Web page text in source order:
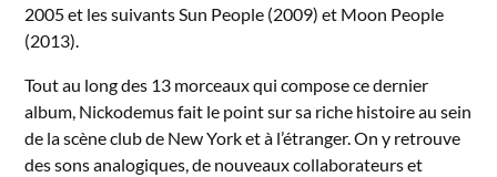
2005 et les suivants Sun People (2009) et Moon People
(2013).
Tout au long des 13 morceaux qui compose ce dernier
album, Nickodemus fait le point sur sa riche histoire au sein
de la scène club de New York et à l’étranger. On y retrouve
des sons analogiques, de nouveaux collaborateurs et